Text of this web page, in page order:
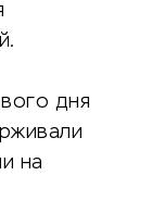
дня
на